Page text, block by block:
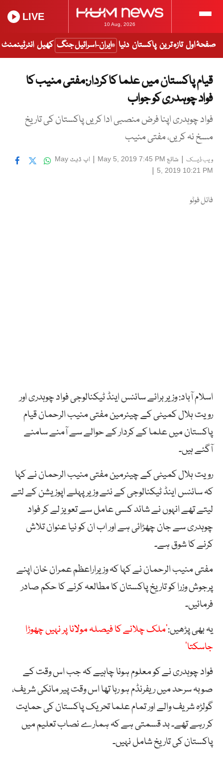
10 Aug, 2026
LIVE
صفحۂ اول تازہ ترین پاکستان دنیا ایران-اسرائیل جنگ کھیل انٹرٹینمنٹ
قیام پاکستان میں علما کا کردار:مفتی منیب کا
فواد چوہدری کو جواب
فواد چوہدری اپنا فرض منصبی ادا کریں پاکستان کی تاریخ
مسخ نہ کریں، مفتی منیب
ویب ڈیسک | شائع May 5, 2019 7:45 PM
| اپ ڈیٹ May
5, 2019 10:21 PM
|
فائل فوٹو
اسلام آباد: وزیر برائے سائنس اینڈ ٹیکنالوجی فواد چوہدری اور
رویت ہلال کمیٹی کے چیئرمین مفتی منیب الرحمان قیام
پاکستان میں علما کے کردار کے حوالے سے آمنے سامنے
آگئے ہیں۔
رویت ہلال کمیٹی کے چیئرمین مفتی منیب الرحمان نے کہا
کہ سائنس اینڈ ٹیکنالوجی کے نئے وزیر پہلے اپوزیشن کے لتے
لیتے تھے انہوں نے شائد کسی عامل سے تعویز لے کر فواد
چوہدری سے جان چھڑائی ہے اور اب ان کو نیا عنوان تلاش
کرنے کا شوق ہے۔
مفتی منیب الرحمان نے کہا کہ وزیراراعظم عمران خان اپنے
پرجوش وزرا کو تاریخ پاکستان کا مطالعہ کرنے کا حکم صادر
فرمائیں۔
یہ بھی پڑھیں:‘ملک چلانے کا فیصلہ مولانا پر نہیں چھوڑا
جاسکتا‘
فواد چوہدری نے کو معلوم ہونا چاہیے کہ جب اس وقت کے
صوبہ سرحد میں ریفرنڈم ہو رہا تھا اس وقت پیر مانکی شریف،
گولڑہ شریف والے اور تمام علما تحریک پاکستان کی حمایت
کر رہے تھے۔ بد قسمتی ہے کہ ہمارے نصاب تعلیم میں
پاکستان کی تاریخ شامل نہیں۔